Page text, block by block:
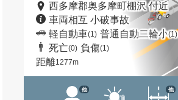
西多摩郡奥多摩町棚沢 付近
車両相互 小破事故
軽自動車(1) 普通自動二輪小(1)
死亡(0) 負傷(1)
距離1277m
他 他